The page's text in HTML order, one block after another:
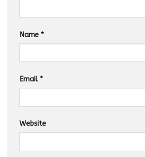
Name *
Email *
Website